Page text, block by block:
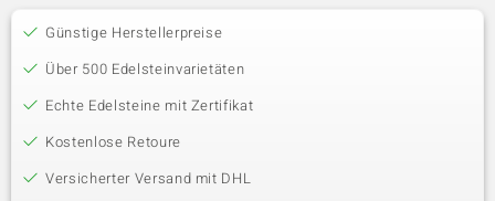
Günstige Herstellerpreise
Über 500 Edelsteinvarietäten
Echte Edelsteine mit Zertifikat
Kostenlose Retoure
Versicherter Versand mit DHL